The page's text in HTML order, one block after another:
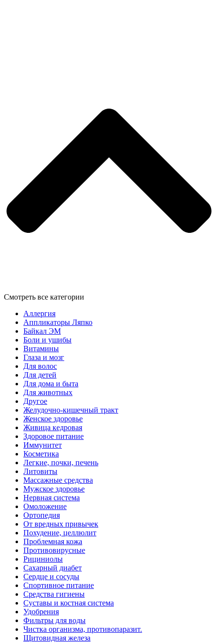
Смотреть все категории
Аллергия
Аппликаторы Ляпко
Байкал ЭМ
Боли и ушибы
Витамины
Глаза и мозг
Для волос
Для детей
Для дома и быта
Для животных
Другое
Желудочно-кишечный тракт
Женское здоровье
Живица кедровая
Здоровое питание
Иммунитет
Косметика
Легкие, почки, печень
Литовиты
Массажные средства
Мужское здоровье
Нервная система
Омоложение
Ортопедия
От вредных привычек
Похудение, целлюлит
Проблемная кожа
Противовирусные
Рициниолы
Сахарный диабет
Сердце и сосуды
Спортивное питание
Средства гигиены
Суставы и костная система
Удобрения
Фильтры для воды
Чистка организма, противопаразит.
Щитовидная железа